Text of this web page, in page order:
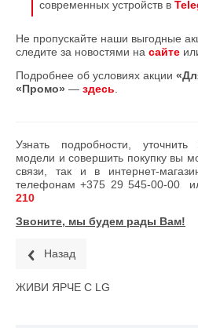
современных устройств в
Не пропускайте наши выгодные
следите за новостями на сайте
Подробнее об условиях акции
«Промо» — здесь
Узнать подробности,
модели и совершить покупку вы
связи, так и в интернет-
телефонам+375 29 545-00-00
210
Звоните, мы будем рады Вам!
Назад
ЖИВИ ЯРЧЕ С LG